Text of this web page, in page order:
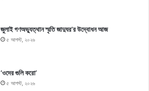
জুলাই গণঅভ্যুত্থান স্মৃতি জাদুঘর’র উদ্বোধন আজ
৫ আগস্ট, ২০২৬
‘ওদের গুলি করো’
৫ আগস্ট, ২০২৬